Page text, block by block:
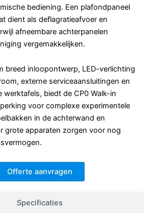
Specificaties
bediening. Een plafondpaneel
dient als deflagratieafvoer en
afneembare achterpanelen
vergemakkelijken.
breed inloopontwerp, LED-verlichting
externe serviceaansluitingen en
werktafels, biedt de CP0 Walk-in
voor complexe experimentele
in de achterwand en
grote apparaten zorgen voor nog
Offerte aanvragen